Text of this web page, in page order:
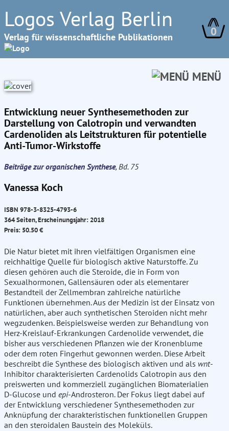
Logos Verlag Berlin
Verlag für wissenschaftliche Publikationen 0
MENÜ
Entwicklung neuer Synthesemethoden zur
Darstellung von Calotropin und verwandten
Cardenoliden als Leitstrukturen für potentielle
Anti-Tumor-Wirkstoffe
Beiträge zur organischen Synthese, Bd. 75
Vanessa Koch
ISBN 978-3-8325-4793-6
364 Seiten, Erscheinungsjahr: 2018
Preis: 50.50 €
Die Natur bietet mit ihren vielfältigen Organismen eine
reichhaltige Quelle für biologisch aktive Naturstoffe. Zu
diesen gehören auch die Steroide, die in Form von
Sexualhormonen, Gallensäuren oder als elementarer
Bestandteil der Zellmembran zahlreiche natürliche
Funktionen übernehmen. Aus der Medizin ist der Einsatz von
natürlichen, aber auch synthetischen Steroiden nicht mehr
wegzudenken. Beispielsweise werden zur Behandlung von
Herz-Kreislauf-Erkrankungen Cardenolide verwendet, die
bisher aus verschiedenen Pflanzen wie der Kronenblume
oder dem roten Fingerhut gewonnen werden. Diese Arbeit
beschreibt die Synthese des biologisch aktiven und als wnt-
Inhibitor charakterisierten Cardenolids Calotropin aus den
preiswerten und kommerziell zugänglichen Biomaterialien
D-Glucose und epi-Androsteron. Der Fokus liegt dabei auf
der Entwicklung verschiedener Synthesemethoden zur
Anknüpfung der charakteristischen funktionellen Gruppen
an den steroidalen Baustein des Moleküls.